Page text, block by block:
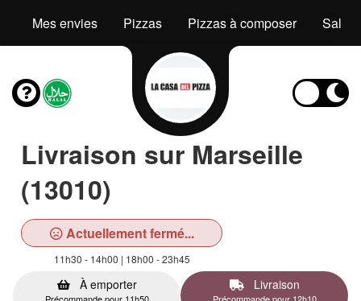
Mes envies Pizzas Pizzas à composer
Livraison sur Marseille
(13010)
Actuellement fermé...
11h30 - 14h00 | 18h00 - 23h45
À emporter Livraison